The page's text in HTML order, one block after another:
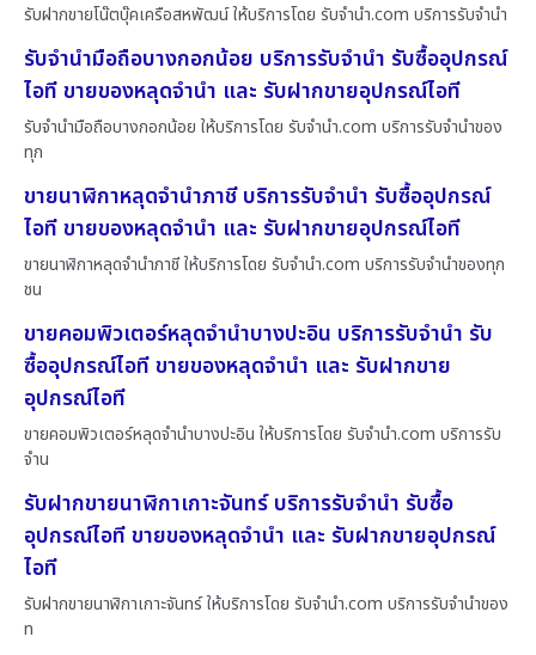
รับฝากขายโน๊ตบุ๊คเครือสหพัฒน์ ให้บริการโดย รับจํานํา.com บริการรับจำนำ
รับจำนำมือถือบางกอกน้อย บริการรับจำนำ รับซื้ออุปกรณ์
ไอที ขายของหลุดจำนำ และ รับฝากขายอุปกรณ์ไอที
รับจำนำมือถือบางกอกน้อย ให้บริการโดย รับจํานํา.com บริการรับจำนำของ
ทุก
ขายนาฬิกาหลุดจำนำภาชี บริการรับจำนำ รับซื้ออุปกรณ์
ไอที ขายของหลุดจำนำ และ รับฝากขายอุปกรณ์ไอที
ขายนาฬิกาหลุดจำนำภาชี ให้บริการโดย รับจํานํา.com บริการรับจำนำของทุก
ชน
ขายคอมพิวเตอร์หลุดจำนำบางปะอิน บริการรับจำนำ รับ
ซื้ออุปกรณ์ไอที ขายของหลุดจำนำ และ รับฝากขาย
อุปกรณ์ไอที
ขายคอมพิวเตอร์หลุดจำนำบางปะอิน ให้บริการโดย รับจํานํา.com บริการรับ
จำน
รับฝากขายนาฬิกาเกาะจันทร์ บริการรับจำนำ รับซื้อ
อุปกรณ์ไอที ขายของหลุดจำนำ และ รับฝากขายอุปกรณ์
ไอที
รับฝากขายนาฬิกาเกาะจันทร์ ให้บริการโดย รับจํานํา.com บริการรับจำนำของ
ท